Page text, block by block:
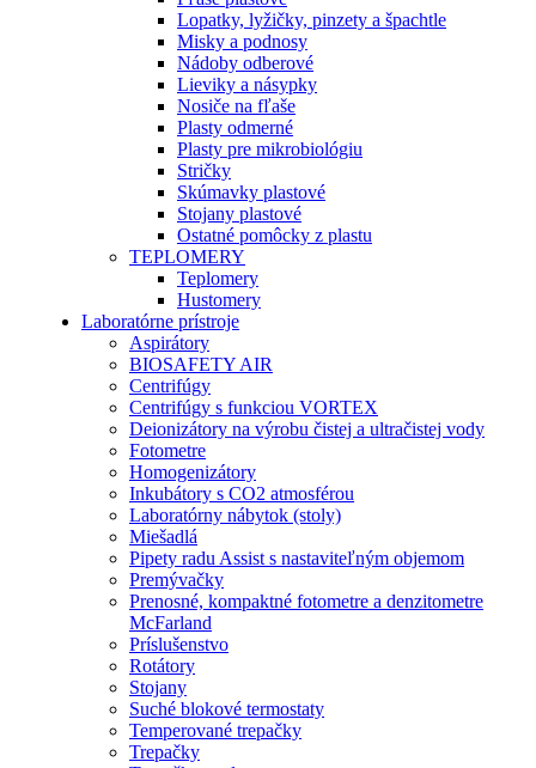
Lopatky, lyžičky, pinzety a špachtle
Misky a podnosy
Nádoby odberové
Lieviky a násypky
Nosiče na fľaše
Plasty odmerné
Plasty pre mikrobiológiu
Stričky
Skúmavky plastové
Stojany plastové
Ostatné pomôcky z plastu
TEPLOMERY
Teplomery
Hustomery
Laboratórne prístroje
Aspirátory
BIOSAFETY AIR
Centrifúgy
Centrifúgy s funkciou VORTEX
Deionizátory na výrobu čistej a ultračistej vody
Fotometre
Homogenizátory
Inkubátory s CO2 atmosférou
Laboratórny nábytok (stoly)
Miešadlá
Pipety radu Assist s nastaviteľným objemom
Premývačky
Prenosné, kompaktné fotometre a denzitometre
McFarland
Príslušenstvo
Rotátory
Stojany
Suché blokové termostaty
Temperované trepačky
Trepačky